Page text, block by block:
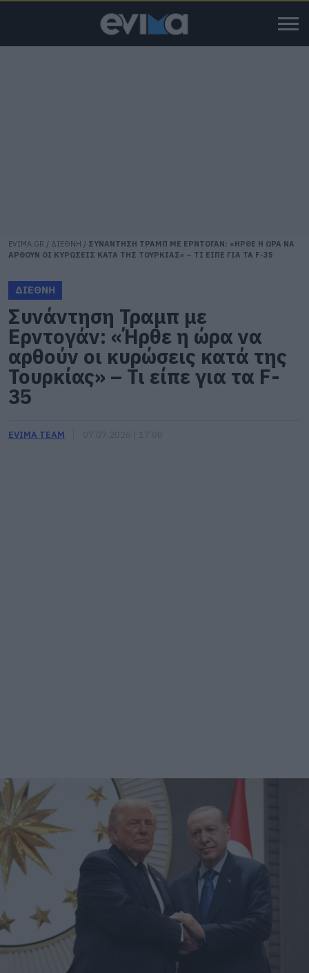
EVIMA.GR / ΔΙΕΘΝΗ / ΣΥΝΑΝΤΗΣΗ ΤΡΑΜΠ ΜΕ ΕΡΝΤΟΓΑΝ: «ΗΡΘΕ Η ΩΡΑ ΝΑ
ΑΡΘΟΥΝ ΟΙ ΚΥΡΩΣΕΙΣ ΚΑΤΑ ΤΗΣ ΤΟΥΡΚΙΑΣ» – ΤΙ ΕΙΠΕ ΓΙΑ ΤΑ F-35
ΔΙΕΘΝΗ
Συνάντηση Τραμπ με
Ερντογάν: «Ήρθε η ώρα να
αρθούν οι κυρώσεις κατά της
Τουρκίας» – Τι είπε για τα F-
35
EVIMA TEAM